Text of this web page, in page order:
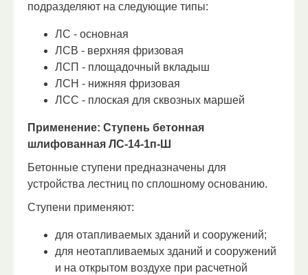
подразделяют на следующие типы:
ЛС - основная
ЛСВ - верхняя фризовая
ЛСП - площадочный вкладыш
ЛСН - нижняя фризовая
ЛСС - плоская для сквозных маршей
Применение: Ступень бетонная
шлифованная ЛС-14-1п-Ш
Бетонные ступени предназначены для
устройства лестниц по сплошному основанию.
Ступени применяют:
для отапливаемых зданий и сооружений;
для неотапливаемых зданий и сооружений
и на открытом воздухе при расчетной